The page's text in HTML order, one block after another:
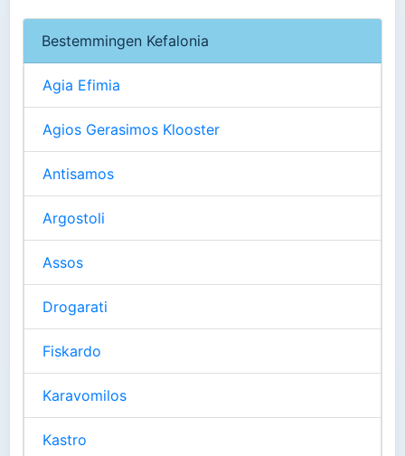
Bestemmingen Kefalonia
Agia Efimia
Agios Gerasimos Klooster
Antisamos
Argostoli
Assos
Drogarati
Fiskardo
Karavomilos
Kastro